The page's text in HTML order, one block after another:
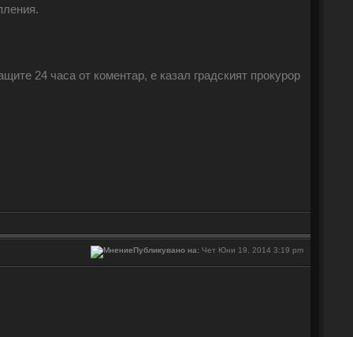
24 часа от коментар, е казал градският прокурор
Публикувано на:Чет Юни 19, 2014 3:19 pm